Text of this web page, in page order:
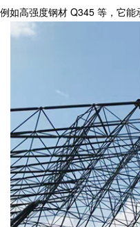
例如高强度钢材 Q345 等，它能